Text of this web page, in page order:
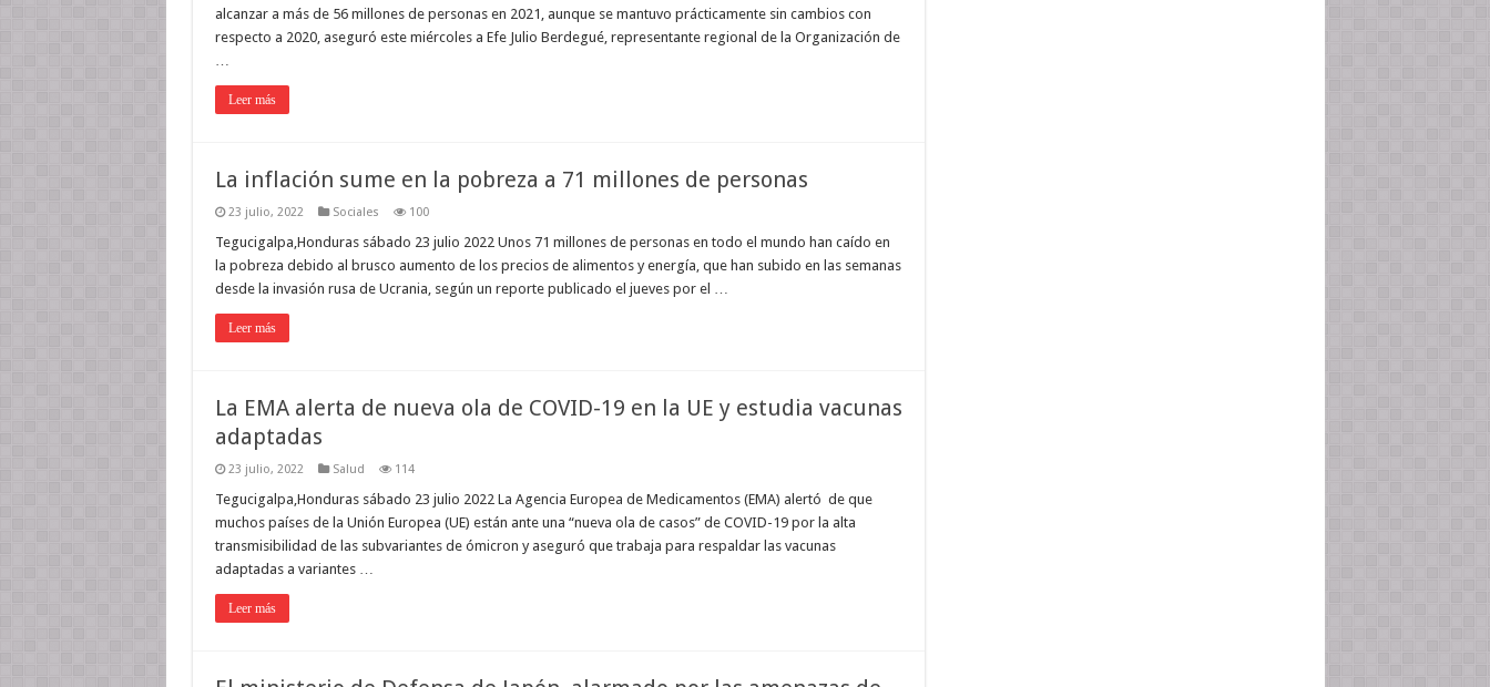
alcanzar a más de 56 millones de personas en 2021, aunque se mantuvo prácticamente sin cambios con
respecto a 2020, aseguró este miércoles a Efe Julio Berdegué, representante regional de la Organización de
…
Leer más
La inflación sume en la pobreza a 71 millones de personas
23 julio, 2022 Sociales 100
Tegucigalpa,Honduras sábado 23 julio 2022 Unos 71 millones de personas en todo el mundo han caído en
la pobreza debido al brusco aumento de los precios de alimentos y energía, que han subido en las semanas
desde la invasión rusa de Ucrania, según un reporte publicado el jueves por el …
Leer más
La EMA alerta de nueva ola de COVID-19 en la UE y estudia vacunas
adaptadas
23 julio, 2022 Salud 114
Tegucigalpa,Honduras sábado 23 julio 2022 La Agencia Europea de Medicamentos (EMA) alertó de que
muchos países de la Unión Europea (UE) están ante una “nueva ola de casos” de COVID-19 por la alta
transmisibilidad de las subvariantes de ómicron y aseguró que trabaja para respaldar las vacunas
adaptadas a variantes …
Leer más